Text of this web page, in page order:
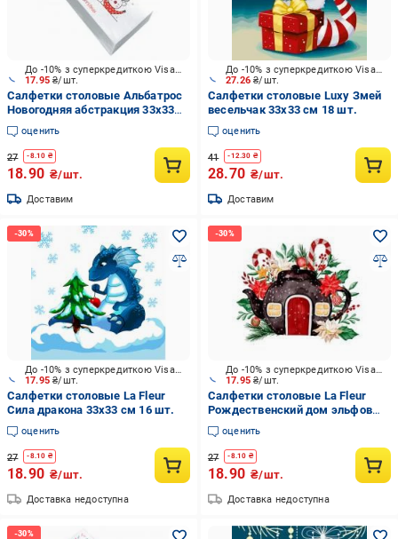
17.95₴/шт.
До -10% з суперкредиткою Visa Вигода
Салфетки столовые Альбатрос
Новогодняя абстракция 33х33
см 25 шт.
оценить
27 -8.10 ₴
18.90 ₴/шт.
Доставим
27.26₴/шт.
До -10% з суперкредиткою Visa Вигода
Салфетки столовые Luxy Змей
весельчак 33х33 см 18 шт.
оценить
41 -12.30 ₴
28.70 ₴/шт.
Доставим
17.95₴/шт.
До -10% з суперкредиткою Visa Вигода
Салфетки столовые La Fleur
Сила дракона 33х33 см 16 шт.
оценить
27 -8.10 ₴
18.90 ₴/шт.
Доставка недоступна
17.95₴/шт.
До -10% з суперкредиткою Visa Вигода
Салфетки столовые La Fleur
Рождественский дом эльфов
33х33 см 16 шт.
оценить
27 -8.10 ₴
18.90 ₴/шт.
Доставка недоступна